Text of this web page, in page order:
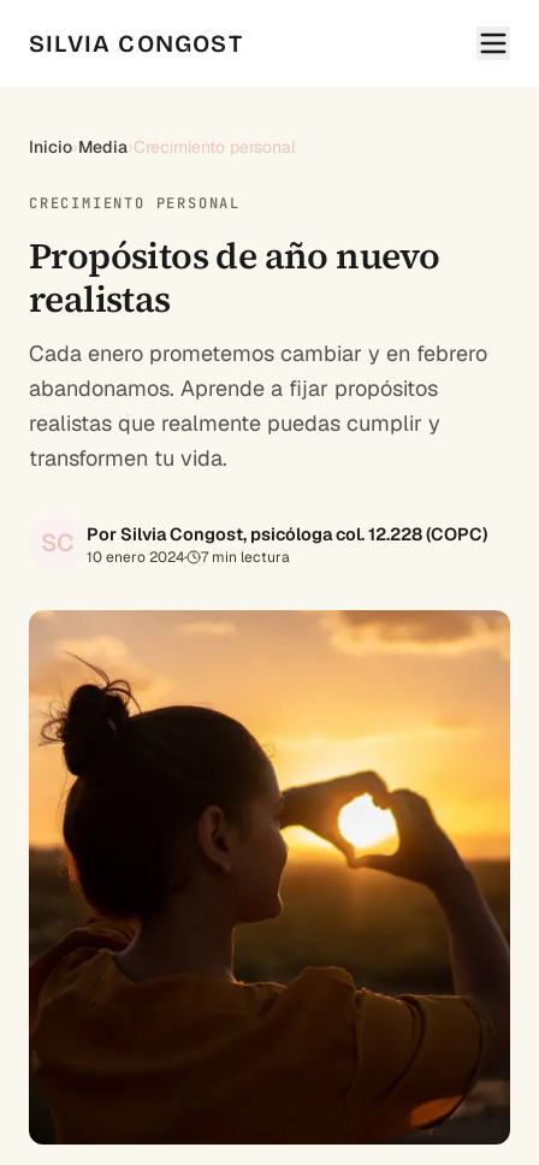
SILVIA CONGOST
Inicio›Media›Crecimiento personal
CRECIMIENTO PERSONAL
Propósitos de año nuevo
realistas
Cada enero prometemos cambiar y en febrero
abandonamos. Aprende a fijar propósitos
realistas que realmente puedas cumplir y
transformen tu vida.
SC Por Silvia Congost, psicóloga col. 12.228 (COPC)
10 enero 2024· 7min lectura